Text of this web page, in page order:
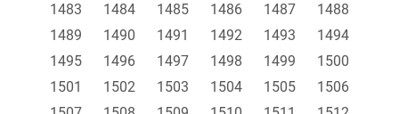
1483
1484 1485 1486 1487
1488
1489
1490 1491 1492 1493
1494
1495
1496 1497 1498 1499
1500
1501
1502 1503 1504 1505
1506